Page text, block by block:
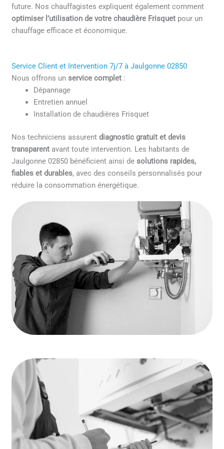
future. Nos chauffagistes expliquent également comment
optimiser l’utilisation de votre chaudière Frisquet pour un
chauffage efficace et économique.
Service Client et Intervention 7j/7 à Jaulgonne 02850
Nous offrons unservice complet :
Dépannage
Entretien annuel
Installation de chaudières Frisquet
Nos techniciens assurentdiagnostic gratuit et devis
transparent avant toute intervention. Les habitants de
Jaulgonne 02850 bénéficient ainsi desolutions rapides,
fiables et durables, avec des conseils personnalisés pour
réduire la consommation énergétique.